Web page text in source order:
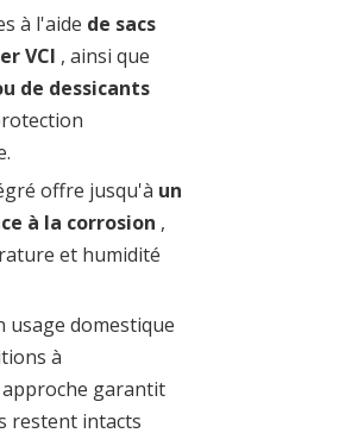
à l'aide de sacs
VCI , ainsi que
de dessicants
offre jusqu'à un
à la corrosion ,
et humidité
usage domestique
à
garantit
restent intacts